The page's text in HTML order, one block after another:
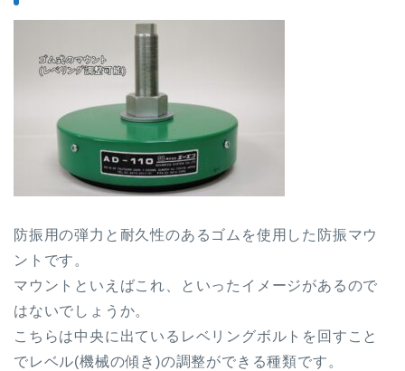
防振用の弾力と耐久性のあるゴムを使用した防振マウ
ントです。
マウントといえばこれ、といったイメージがあるので
はないでしょうか。
こちらは中央に出ているレベリングボルトを回すこと
でレベル(機械の傾き)の調整ができる種類です。